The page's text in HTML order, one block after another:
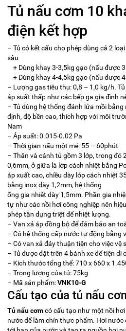
Tủ nấu cơm 10
điện kết hợp
– Tủ có kết cấu cho phép dùng cả 2
sâu
+ Dùng khay 3-3,5kg gạo (nấu được
+ Dùng khay 4-4,5kg gạo (nấu được
– Lượng gas tiêu thụ: 0,8 – 1,0 kg/h.
áp suất thấp như các bếp ga gia đình
– Tủ dùng hệ thống đánh lửa mồi
định, độ bền cao, thích hợp với môi
Nam
– Áp suất: 0.015-0.02 Pa
– Thời gian nấu một mẻ: 55 – 60phút
– Thân và cánh tủ gồm 3 lớp, trong đó
0,6mm, ở giữa là lớp cách nhiệt bằng
áp xuất cao, chiều dày lớp cách nhiệt
bằng inox dày 1,2mm, hệ thống
ống gia nhiêt dày 1,5mm. Phần gia
tự như các nồi hơi công nghiệp nên
phép tận dụng triệt để nhiệt lượng.
– Van xả áp đồng bộ để đảm bảo an
– Có hệ thống cấp nước tự động bằng
– Có van xả đáy thuận tiện cho việc vệ
– Tủ được đặt trên 4 bánh xe để tiện di
– Kích thước tổng thể: 710 x 660 x
– Trọng lượng của tủ: 75kg
– Mã sản phẩm:VNK10-G
Cấu tạo của tủ nấu
Tủ nấu cơmcó cấu tạo như một nồi
nước để làm chín thực phẩm. Hơi